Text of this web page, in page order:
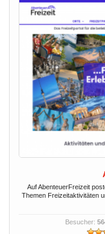
Auf AbenteuerFreizeit
Themen Freizeitaktivitäten
Besucher: